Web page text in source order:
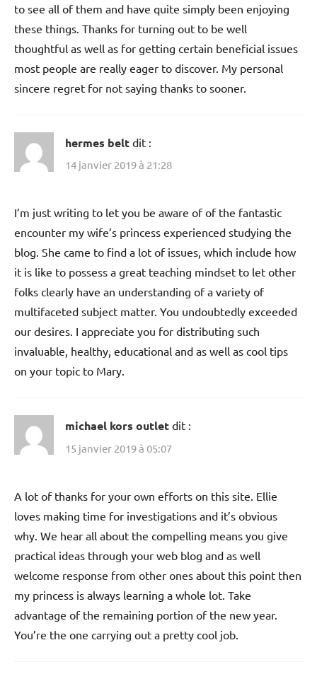
to see all of them and have quite simply been enjoying
these things. Thanks for turning out to be well
thoughtful as well as for getting certain beneficial issues
most people are really eager to discover. My personal
sincere regret for not saying thanks to sooner.
hermes belt dit :
14 janvier 2019 à 21:28
I’m just writing to let you be aware of of the fantastic
encounter my wife’s princess experienced studying the
blog. She came to find a lot of issues, which include how
it is like to possess a great teaching mindset to let other
folks clearly have an understanding of a variety of
multifaceted subject matter. You undoubtedly exceeded
our desires. I appreciate you for distributing such
invaluable, healthy, educational and as well as cool tips
on your topic to Mary.
michael kors outlet dit :
15 janvier 2019 à 05:07
A lot of thanks for your own efforts on this site. Ellie
loves making time for investigations and it’s obvious
why. We hear all about the compelling means you give
practical ideas through your web blog and as well
welcome response from other ones about this point then
my princess is always learning a whole lot. Take
advantage of the remaining portion of the new year.
You’re the one carrying out a pretty cool job.